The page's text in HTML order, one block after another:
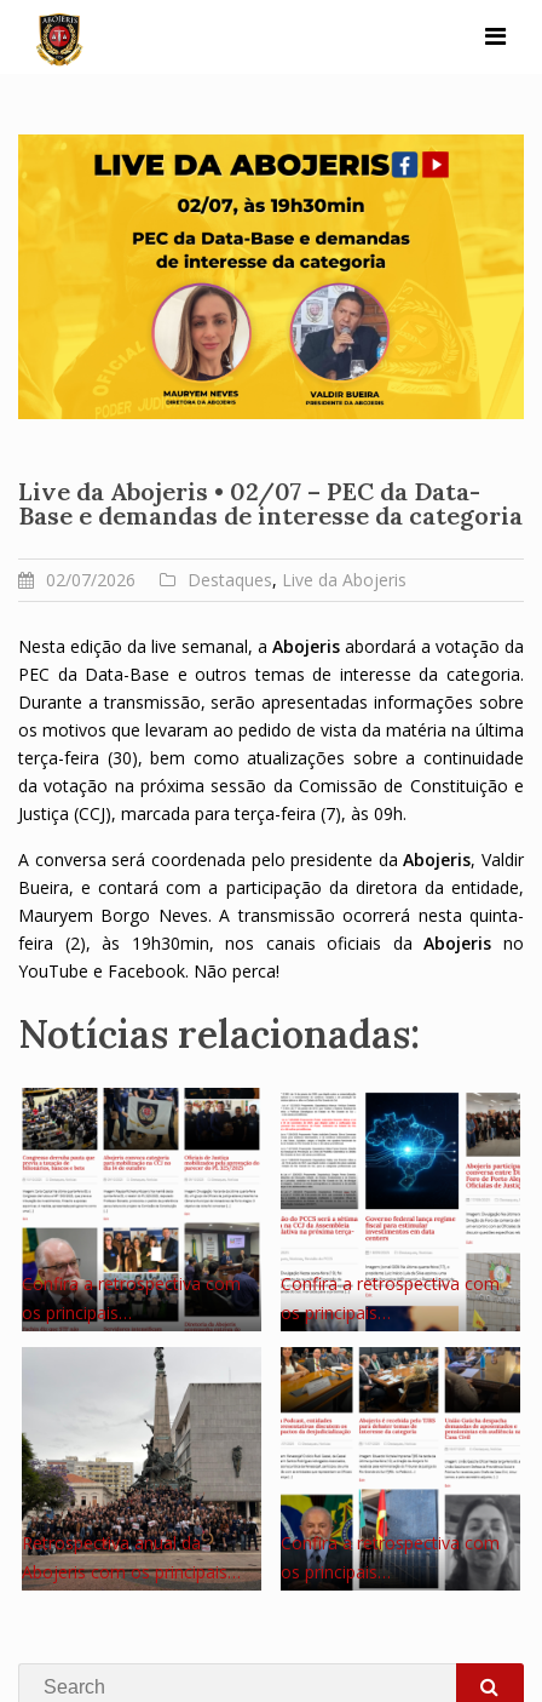
content
Live da Abojeris • 02/07 – PEC da Data-
Base e demandas de interesse da categoria
02/07/2026 Destaques, Live da Abojeris
Nesta edição da live semanal, a Abojeris abordará a votação da
PEC da Data-Base e outros temas de interesse da categoria.
Durante a transmissão, serão apresentadas informações sobre
os motivos que levaram ao pedido de vista da matéria na última
terça-feira (30), bem como atualizações sobre a continuidade
da votação na próxima sessão da Comissão de Constituição e
Justiça (CCJ), marcada para terça-feira (7), às 09h.
A conversa será coordenada pelo presidente daAbojeris, Valdir
Bueira, e contará com a participação da diretora da entidade,
Mauryem Borgo Neves. A transmissão ocorrerá nesta quinta-
feira (2), às 19h30min, nos canais oficiais daAbojerisno
YouTube e Facebook. Não perca!
Notícias relacionadas:
Confira a retrospectiva com
os principais…
Confira a retrospectiva com
os principais…
Retrospectiva anual da
Abojeris com os principais…
Confira a retrospectiva com
os principais…
Search